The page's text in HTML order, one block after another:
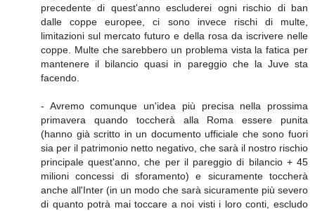
precedente di quest'anno escluderei ogni rischio di ban
dalle coppe europee, ci sono invece rischi di multe,
limitazioni sul mercato futuro e della rosa da iscrivere nelle
coppe. Multe che sarebbero un problema vista la fatica per
mantenere il bilancio quasi in pareggio che la Juve sta
facendo.
- Avremo comunque un'idea più precisa nella prossima
primavera quando toccherà alla Roma essere punita
(hanno già scritto in un documento ufficiale che sono fuori
sia per il patrimonio netto negativo, che sarà il nostro rischio
principale quest'anno, che per il pareggio di bilancio + 45
milioni concessi di sforamento) e sicuramente toccherà
anche all'Inter (in un modo che sarà sicuramente più severo
di quanto potrà mai toccare a noi visti i loro conti, escludo